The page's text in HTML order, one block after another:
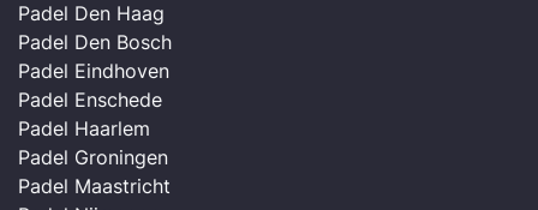
Padel Den Haag
Padel Den Bosch
Padel Eindhoven
Padel Enschede
Padel Haarlem
Padel Groningen
Padel Maastricht